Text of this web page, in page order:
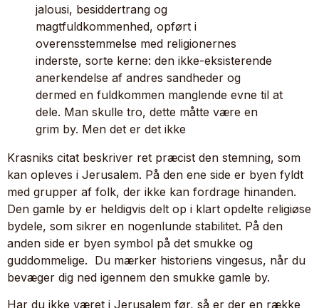
jalousi, besiddertrang og
magtfuldkommenhed, opført i
overensstemmelse med religionernes
inderste, sorte kerne: den ikke-eksisterende
anerkendelse af andres sandheder og
dermed en fuldkommen manglende evne til at
dele. Man skulle tro, dette måtte være en
grim by. Men det er det ikke
Krasniks citat beskriver ret præcist den stemning, som
kan opleves i Jerusalem. På den ene side er byen fyldt
med grupper af folk, der ikke kan fordrage hinanden.
Den gamle by er heldigvis delt op i klart opdelte religiøse
bydele, som sikrer en nogenlunde stabilitet. På den
anden side er byen symbol på det smukke og
guddommelige. Du mærker historiens vingesus, når du
bevæger dig ned igennem den smukke gamle by.
Har du ikke været i Jerusalem før, så er der en række